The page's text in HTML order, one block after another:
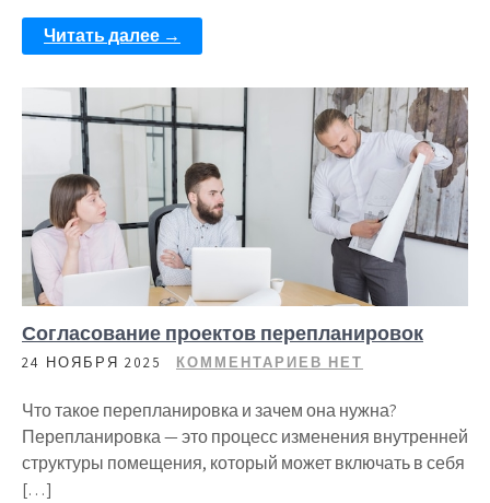
Читать далее →
Согласование проектов перепланировок
24 НОЯБРЯ 2025 КОММЕНТАРИЕВ НЕТ
Что такое перепланировка и зачем она нужна?
Перепланировка — это процесс изменения внутренней
структуры помещения, который может включать в себя
[…]